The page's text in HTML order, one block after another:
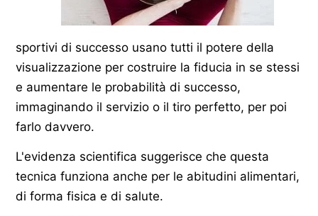
sportivi di successo usano tutti il potere della
visualizzazione per costruire la fiducia in se stessi
e aumentare le probabilità di successo,
immaginando il servizio o il tiro perfetto, per poi
farlo davvero.
L'evidenza scientifica suggerisce che questa
tecnica funziona anche per le abitudini alimentari,
di forma fisica e di salute.